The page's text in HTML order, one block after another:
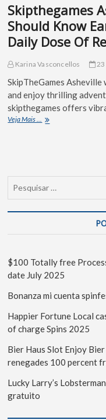
Skipthegames
Should Know
Daily Dose Of
Karina Vasconcellos 23
SkipTheGames Asheville
and enjoy thrilling
skipthegames offers
Veja Mais ...
$100 Totally free
date July 2025
Bonanza mi cuenta
Happier Fortune Local
of charge Spins 2025
Bier Haus Slot Enjoy
renegades 100 percent
Lucky Larry’s
gratuito